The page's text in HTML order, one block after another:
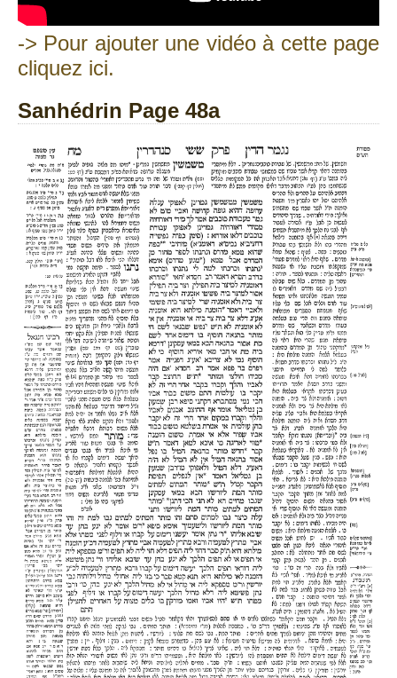
-> Pour ajouter une vidéo à cette page
cliquez ici.
Sanhédrin Page 48a